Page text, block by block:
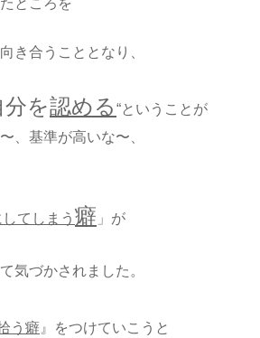
き合うこととなり、
を認める “ということが
、基準が高いな〜、
てしまう 癖 」が
気づかされました。
う癖 』をつけていこうと